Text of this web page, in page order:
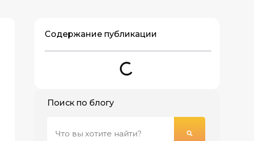
Содержание публикации
Поиск по блогу